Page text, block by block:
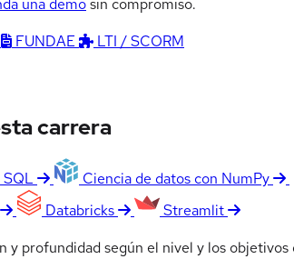
una demosin compromiso.
FUNDAE LTI / SCORM
carrera
SQL Ciencia de datos con NumPy
Databricks
Streamlit
y profundidad según el nivel y los